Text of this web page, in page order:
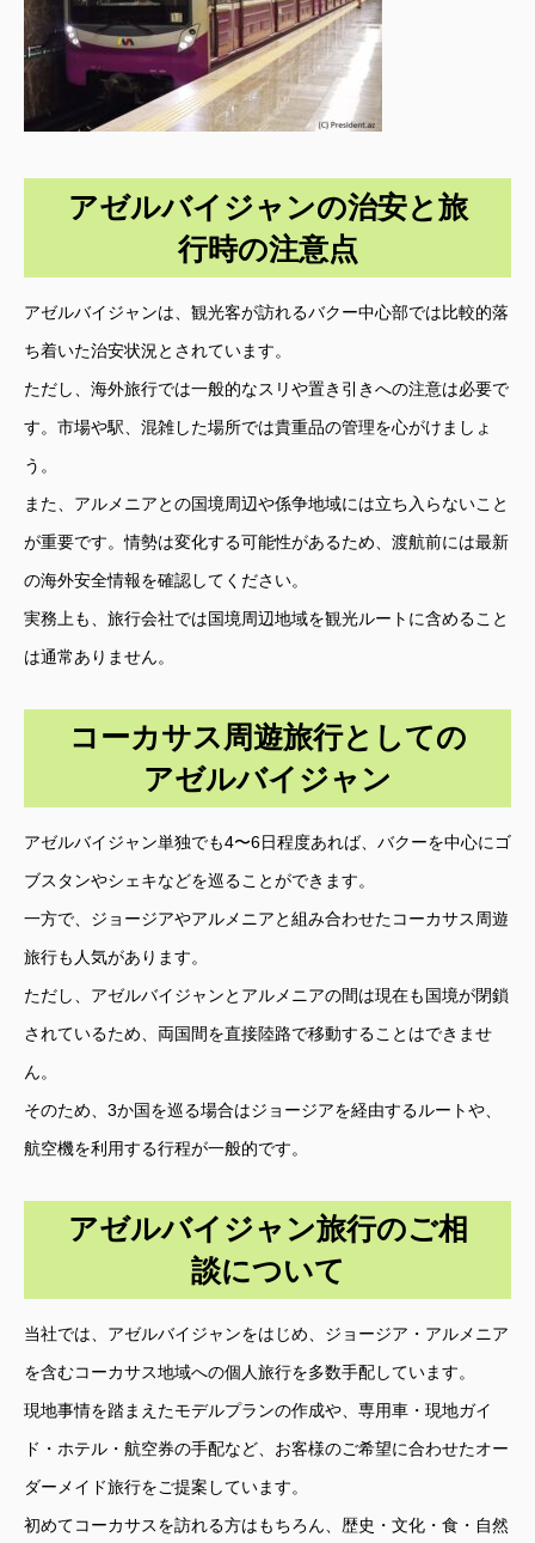
アゼルバイジャンの治安と旅
行時の注意点
アゼルバイジャンは、観光客が訪れるバクー中心部では比較的落
ち着いた治安状況とされています。
ただし、海外旅行では一般的なスリや置き引きへの注意は必要で
す。市場や駅、混雑した場所では貴重品の管理を心がけましょ
う。
また、アルメニアとの国境周辺や係争地域には立ち入らないこと
が重要です。情勢は変化する可能性があるため、渡航前には最新
の海外安全情報を確認してください。
実務上も、旅行会社では国境周辺地域を観光ルートに含めること
は通常ありません。
コーカサス周遊旅行としての
アゼルバイジャン
アゼルバイジャン単独でも4〜6日程度あれば、バクーを中心にゴ
ブスタンやシェキなどを巡ることができます。
一方で、ジョージアやアルメニアと組み合わせたコーカサス周遊
旅行も人気があります。
ただし、アゼルバイジャンとアルメニアの間は現在も国境が閉鎖
されているため、両国間を直接陸路で移動することはできませ
ん。
そのため、3か国を巡る場合はジョージアを経由するルートや、
航空機を利用する行程が一般的です。
アゼルバイジャン旅行のご相
談について
当社では、アゼルバイジャンをはじめ、ジョージア・アルメニア
を含むコーカサス地域への個人旅行を多数手配しています。
現地事情を踏まえたモデルプランの作成や、専用車・現地ガイ
ド・ホテル・航空券の手配など、お客様のご希望に合わせたオー
ダーメイド旅行をご提案しています。
初めてコーカサスを訪れる方はもちろん、歴史・文化・食・自然